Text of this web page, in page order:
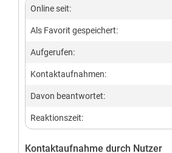
Online seit:
Als Favorit gespeichert:
Aufgerufen:
Kontaktaufnahmen:
Davon beantwortet:
Reaktionszeit:
Kontaktaufnahme durch Nutzer